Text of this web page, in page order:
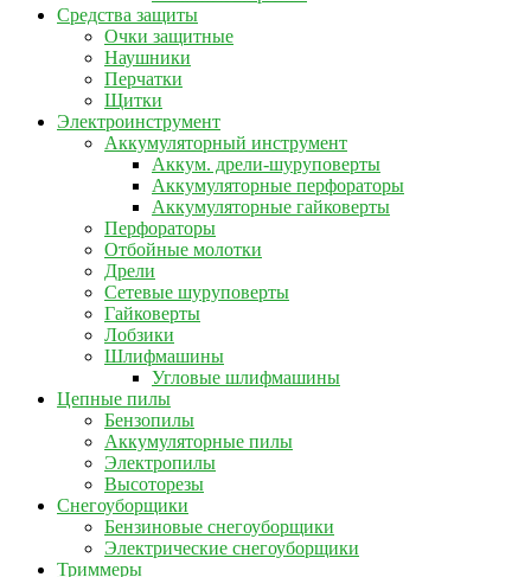
Средства защиты
Очки защитные
Наушники
Перчатки
Щитки
Электроинструмент
Аккумуляторный инструмент
Аккум. дрели-шуруповерты
Аккумуляторные перфораторы
Аккумуляторные гайковерты
Перфораторы
Отбойные молотки
Дрели
Сетевые шуруповерты
Гайковерты
Лобзики
Шлифмашины
Угловые шлифмашины
Цепные пилы
Бензопилы
Аккумуляторные пилы
Электропилы
Высоторезы
Снегоуборщики
Бензиновые снегоуборщики
Электрические снегоуборщики
Триммеры